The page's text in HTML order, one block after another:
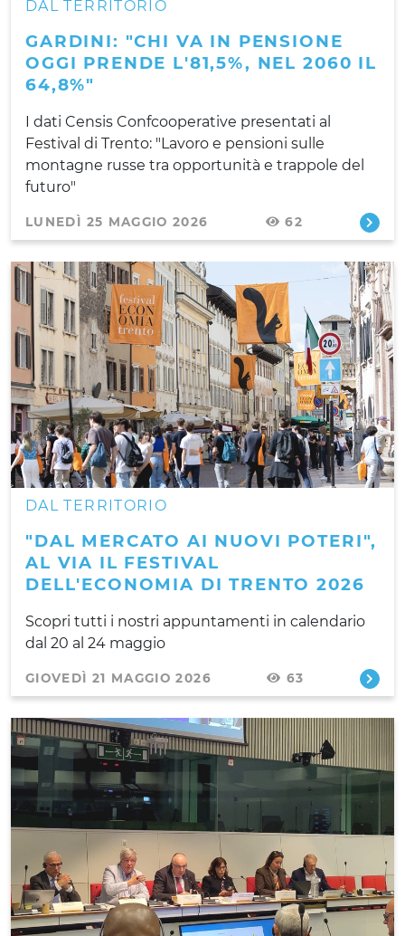
DAL TERRITORIO
GARDINI: "CHI VA IN PENSIONE
OGGI PRENDE L'81,5%, NEL 2060 IL
64,8%"
I dati Censis Confcooperative presentati al
Festival di Trento: "Lavoro e pensioni sulle
montagne russe tra opportunità e trappole del
futuro"
LUNEDÌ 25 MAGGIO 2026 62
DAL TERRITORIO
"DAL MERCATO AI NUOVI POTERI",
AL VIA IL FESTIVAL
DELL'ECONOMIA DI TRENTO 2026
Scopri tutti i nostri appuntamenti in calendario
dal 20 al 24 maggio
GIOVEDÌ 21 MAGGIO 2026 63